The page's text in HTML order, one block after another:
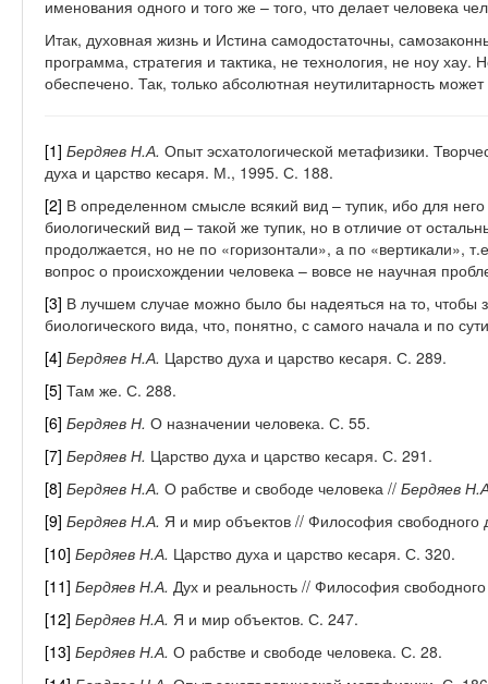
именования одного и того же – того, что делает человека
Итак, духовная жизнь и Истина самодостаточны,
программа, стратегия и тактика, не технология, не ноу хау.
обеспечено. Так, только абсолютная неутилитарность
[1] Бердяев Н.А. Опыт эсхатологической метафизики.
духа и царство кесаря. М., 1995. С. 188.
[2] В определенном смысле всякий вид – тупик, ибо для
биологический вид – такой же тупик, но в отличие от
продолжается, но не по «горизонтали», а по «вертикали»,
вопрос о происхождении человека – вовсе не научная
[3] В лучшем случае можно было бы надеяться на то, чтобы
биологического вида, что, понятно, с самого начала и по
[4] Бердяев Н.А. Царство духа и царство кесаря. С. 289.
[5] Там же. С. 288.
[6] Бердяев Н. О назначении человека. С. 55.
[7] Бердяев Н. Царство духа и царство кесаря. С. 291.
[8] Бердяев Н.А. О рабстве и свободе человека // Бердяев
[9] Бердяев Н.А. Я и мир объектов // Философия
[10] Бердяев Н.А. Царство духа и царство кесаря. С. 320.
[11] Бердяев Н.А. Дух и реальность // Философия
[12] Бердяев Н.А. Я и мир объектов. С. 247.
[13] Бердяев Н.А. О рабстве и свободе человека. С. 28.